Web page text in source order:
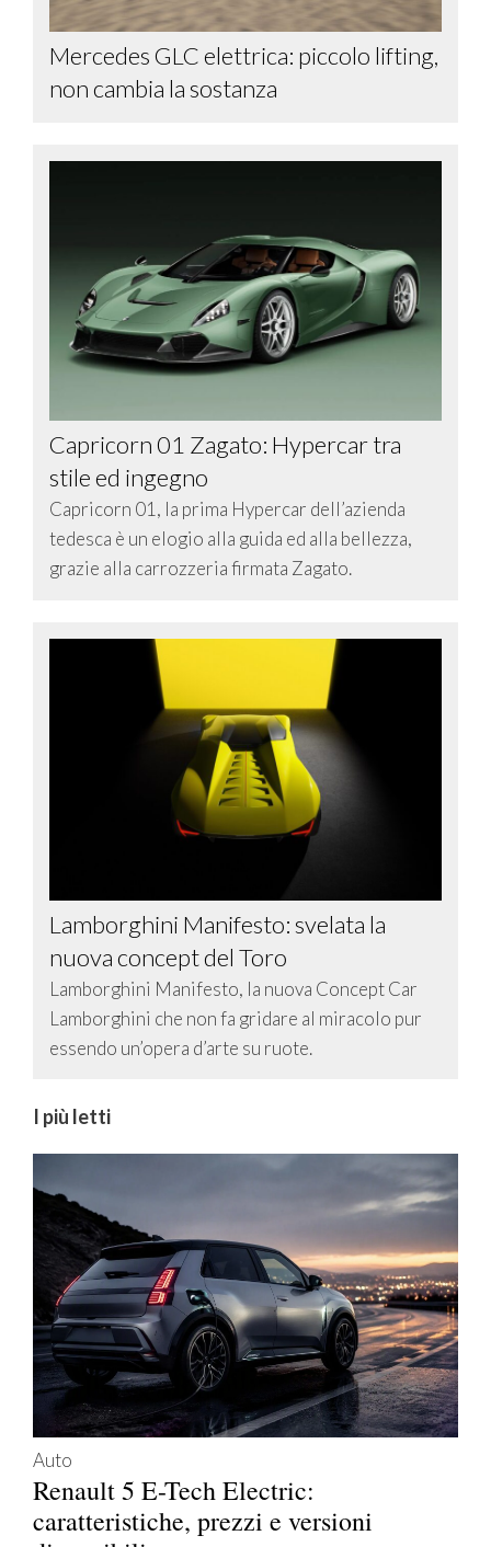
Mercedes GLC elettrica: piccolo lifting,
non cambia la sostanza
Capricorn 01 Zagato: Hypercar tra
stile ed ingegno
Capricorn 01, la prima Hypercar dell’azienda
tedesca è un elogio alla guida ed alla bellezza,
grazie alla carrozzeria firmata Zagato.
Lamborghini Manifesto: svelata la
nuova concept del Toro
Lamborghini Manifesto, la nuova Concept Car
Lamborghini che non fa gridare al miracolo pur
essendo un’opera d’arte su ruote.
I più letti
Auto
Renault 5 E-Tech Electric:
caratteristiche, prezzi e versioni